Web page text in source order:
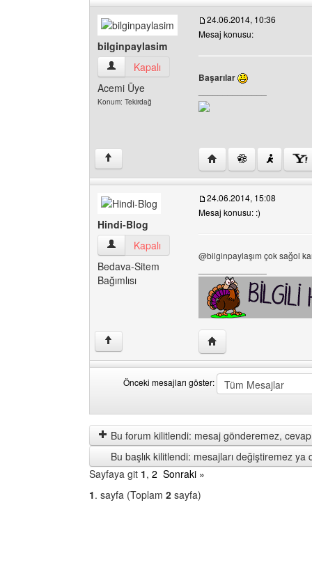
bilginpaylasim
bilginpaylasim Kullanıcının profilini görüntüle
Kapalı
Acemi Üye
Konum: Tekirdağ
24.06.2014, 10:36
Mesaj konusu:
Başarılar
↑ Yazarın web sitesini
Hindi-Blog
Hindi-Blog Kullanıcının profilini görüntüle
Kapalı
Bedava-Sitem
Bağımlısı
24.06.2014, 15:08
Mesaj konusu: :)
@bilginpaylaşım çok sağol
↑ Yazarın web sitesini
Önceki mesajları göster:
mesajları
göster
by
Bu forum kilitlendi: mesaj gönderemez,
Bu başlık kilitlendi: mesajları değiştiremez ya
Sayfaya git 1, 2 Sonraki »
1. sayfa (Toplam 2 sayfa)